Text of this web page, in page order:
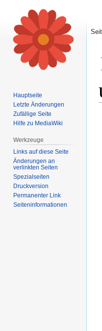
Hauptseite
Letzte Änderungen
Zufällige Seite
Hilfe zu MediaWiki
Werkzeuge
Links auf diese Seite
Änderungen an
verlinkten Seiten
Spezialseiten
Druckversion
Permanenter Link
Seiten­informationen